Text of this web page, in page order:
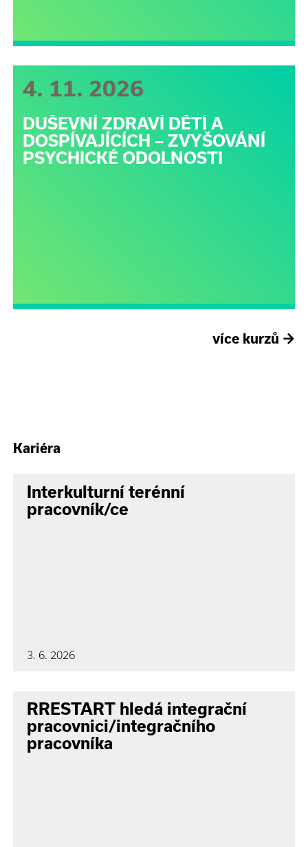
4. 11. 2026
DUŠEVNÍ ZDRAVÍ DĚTÍ A
DOSPÍVAJÍCÍCH – ZVYŠOVÁNÍ
PSYCHICKÉ ODOLNOSTI
více kurzů →
Kariéra
Interkulturní terénní
pracovník/ce
3. 6. 2026
RRESTART hledá integrační
pracovnici/integračního
pracovníka